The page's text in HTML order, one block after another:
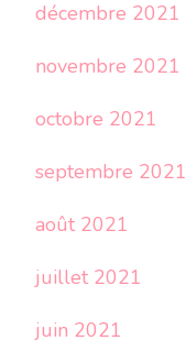
décembre 2021
novembre 2021
octobre 2021
septembre 2021
août 2021
juillet 2021
juin 2021